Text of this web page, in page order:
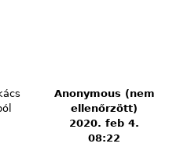
tartalommal kapcsolatosan
Anonymous (nem
ellenőrzött)
2020. feb 4.
08:22